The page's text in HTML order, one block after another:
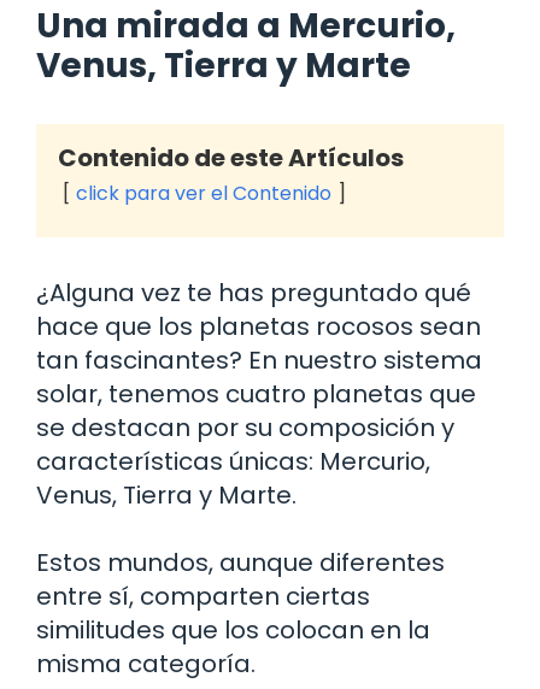
Una mirada a Mercurio,
Venus, Tierra y Marte
Contenido de este Artículos
click para ver el Contenido
¿Alguna vez te has preguntado qué
hace que los planetas rocosos sean
tan fascinantes? En nuestro sistema
solar, tenemos cuatro planetas que
se destacan por su composición y
características únicas: Mercurio,
Venus, Tierra y Marte.
Estos mundos, aunque diferentes
entre sí, comparten ciertas
similitudes que los colocan en la
misma categoría.